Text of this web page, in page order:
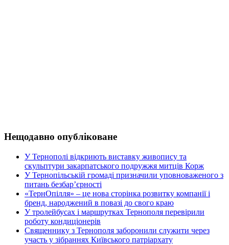
Нещодавно опубліковане
У Тернополі відкриють виставку живопису та
скульптури закарпатського подружжя митців Корж
У Тернопільській громаді призначили уповноваженого з
питань безбар’єрності
«ТернОпілля» – це нова сторінка розвитку компанії і
бренд, народжений в повазі до свого краю
У тролейбусах і маршрутках Тернополя перевірили
роботу кондиціонерів
Священнику з Тернополя заборонили служити через
участь у зібраннях Київського патріархату